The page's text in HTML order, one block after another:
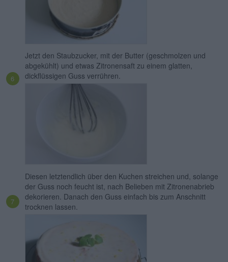
Jetzt den Staubzucker, mit der Butter (geschmolzen und
abgekühlt) und etwas Zitronensaft zu einem glatten,
dickflüssigen Guss verrühren.
Diesen letztendlich über den Kuchen streichen und, solange
der Guss noch feucht ist, nach Belieben mit Zitronenabrieb
dekorieren. Danach den Guss einfach bis zum Anschnitt
trocknen lassen.